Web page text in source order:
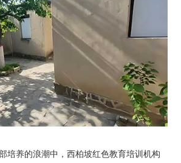
养的浪潮中，西柏坡红色教育培训机构